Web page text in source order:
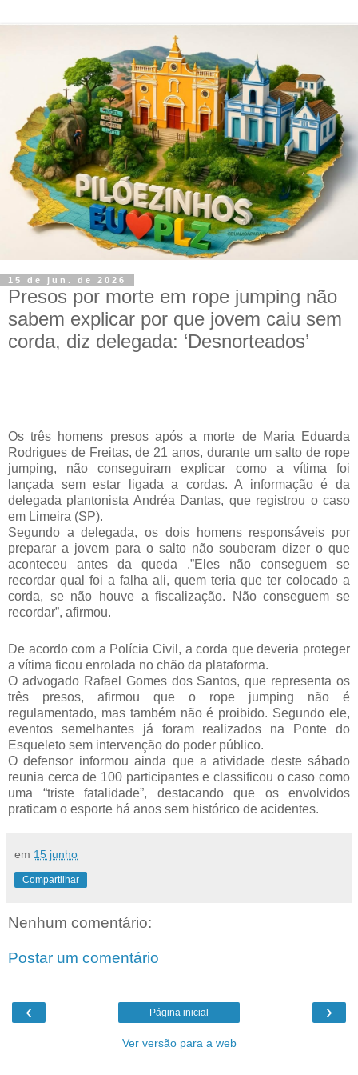
15 de jun. de 2026
Presos por morte em rope jumping não
sabem explicar por que jovem caiu sem
corda, diz delegada: ‘Desnorteados’
Os três homens presos após a morte de Maria Eduarda
Rodrigues de Freitas, de 21 anos, durante um salto de rope
jumping, não conseguiram explicar como a vítima foi
lançada sem estar ligada a cordas. A informação é da
delegada plantonista Andréa Dantas, que registrou o caso
em Limeira (SP).
Segundo a delegada, os dois homens responsáveis por
preparar a jovem para o salto não souberam dizer o que
aconteceu antes da queda .”Eles não conseguem se
recordar qual foi a falha ali, quem teria que ter colocado a
corda, se não houve a fiscalização. Não conseguem se
recordar”, afirmou.
De acordo com a Polícia Civil, a corda que deveria proteger
a vítima ficou enrolada no chão da plataforma.
O advogado Rafael Gomes dos Santos, que representa os
três presos, afirmou que o rope jumping não é
regulamentado, mas também não é proibido. Segundo ele,
eventos semelhantes já foram realizados na Ponte do
Esqueleto sem intervenção do poder público.
O defensor informou ainda que a atividade deste sábado
reunia cerca de 100 participantes e classificou o caso como
uma “triste fatalidade”, destacando que os envolvidos
praticam o esporte há anos sem histórico de acidentes.
em 15 junho
Compartilhar
Nenhum comentário:
Postar um comentário
‹ ›
Página inicial
Ver versão para a web